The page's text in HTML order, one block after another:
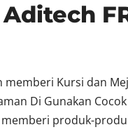
Kursi dan
Di Gunakan
memberi produk-